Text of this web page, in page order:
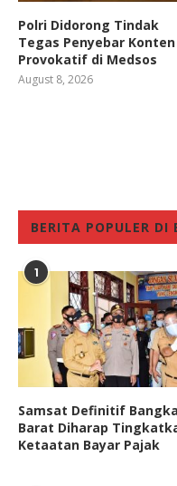
Polri Didorong Tindak
Tegas Penyebar Konten
Provokatif di Medsos
August 8, 2026
BERITA POPULER DI
1
Samsat Definitif Bangka
Barat Diharap
Ketaatan Bayar Pajak